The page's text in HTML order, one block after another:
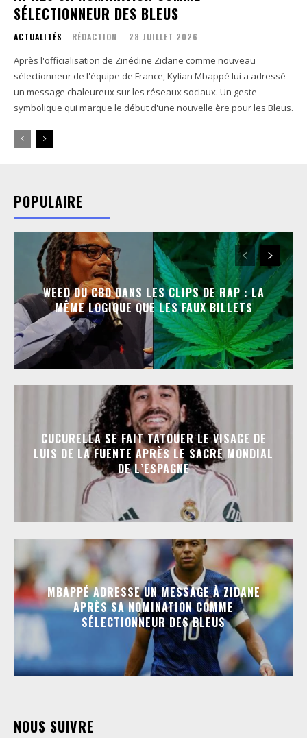
SÉLECTIONNEUR DES BLEUS
ACTUALITÉS RÉDACTION - 28 JUILLET 2026
Après l'officialisation de Zinédine Zidane comme nouveau
sélectionneur de l'équipe de France, Kylian Mbappé lui a adressé
un message chaleureux sur les réseaux sociaux. Un geste
symbolique qui marque le début d'une nouvelle ère pour les Bleus.
POPULAIRE
WEED OU CBD DANS LES CLIPS DE RAP : LA
MÊME LOGIQUE QUE LES FAUX BILLETS
CUCURELLA SE FAIT TATOUER LE VISAGE DE
LUIS DE LA FUENTE APRÈS LE SACRE MONDIAL
DE L’ESPAGNE
MBAPPÉ ADRESSE UN MESSAGE À ZIDANE
APRÈS SA NOMINATION COMME
SÉLECTIONNEUR DES BLEUS
NOUS SUIVRE